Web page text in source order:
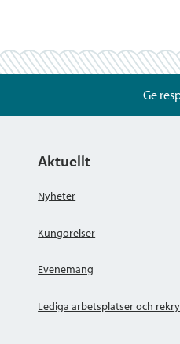
Ge
Aktuellt
Nyheter
Kungörelser
Evenemang
Lediga arbetsplatser och